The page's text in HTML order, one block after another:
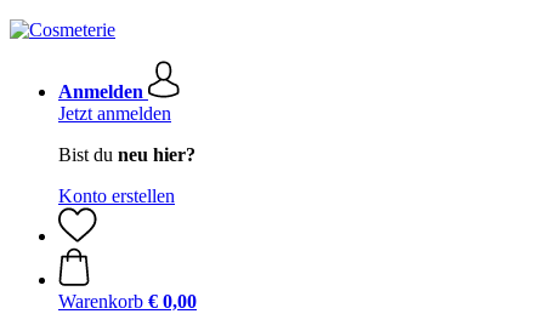
Anmelden
Jetzt anmelden
Bist du neu hier?
Konto erstellen
Warenkorb € 0,00